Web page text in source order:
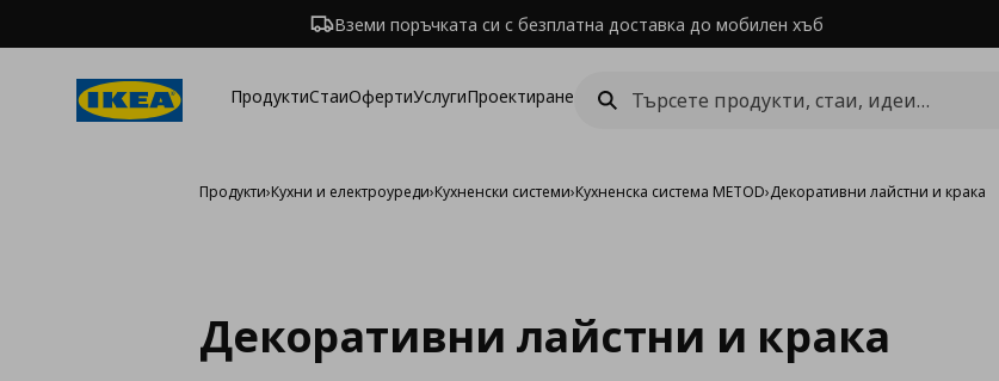
Вземи поръчката си с безплатна доставка до мобилен хъб
ПродуктиСтаиОфертиУслугиПроектиране
Продукти›Кухни и електроуреди›Кухненски системи›Кухненска система METOD›Декоративни лайстни и крака
Декоративни лайстни и крака